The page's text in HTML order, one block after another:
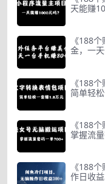
天能赚
《188
金，一
《188
简单轻
《188
掌握流
《188
作日收